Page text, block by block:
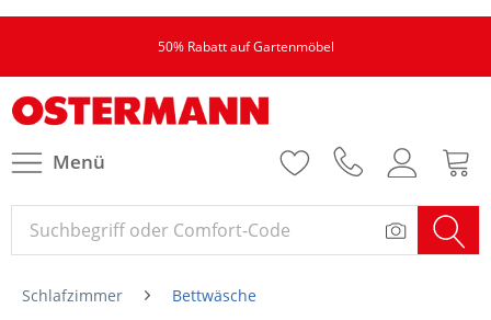
50% Rabatt auf Gartenmöbel
Menü
Schlafzimmer Bettwäsche